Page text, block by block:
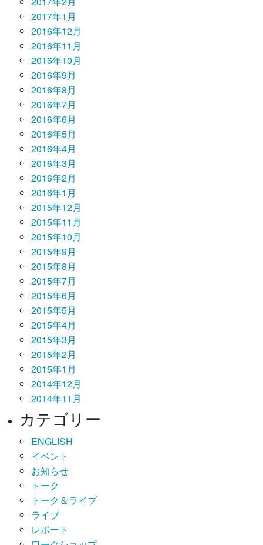
2017年1月
2016年12月
2016年11月
2016年10月
2016年9月
2016年8月
2016年7月
2016年6月
2016年5月
2016年4月
2016年3月
2016年2月
2016年1月
2015年12月
2015年11月
2015年10月
2015年9月
2015年8月
2015年7月
2015年6月
2015年5月
2015年4月
2015年3月
2015年2月
2015年1月
2014年12月
2014年11月
カテゴリー
ENGLISH
イベント
お知らせ
トーク
トーク＆ライブ
ライブ
レポート